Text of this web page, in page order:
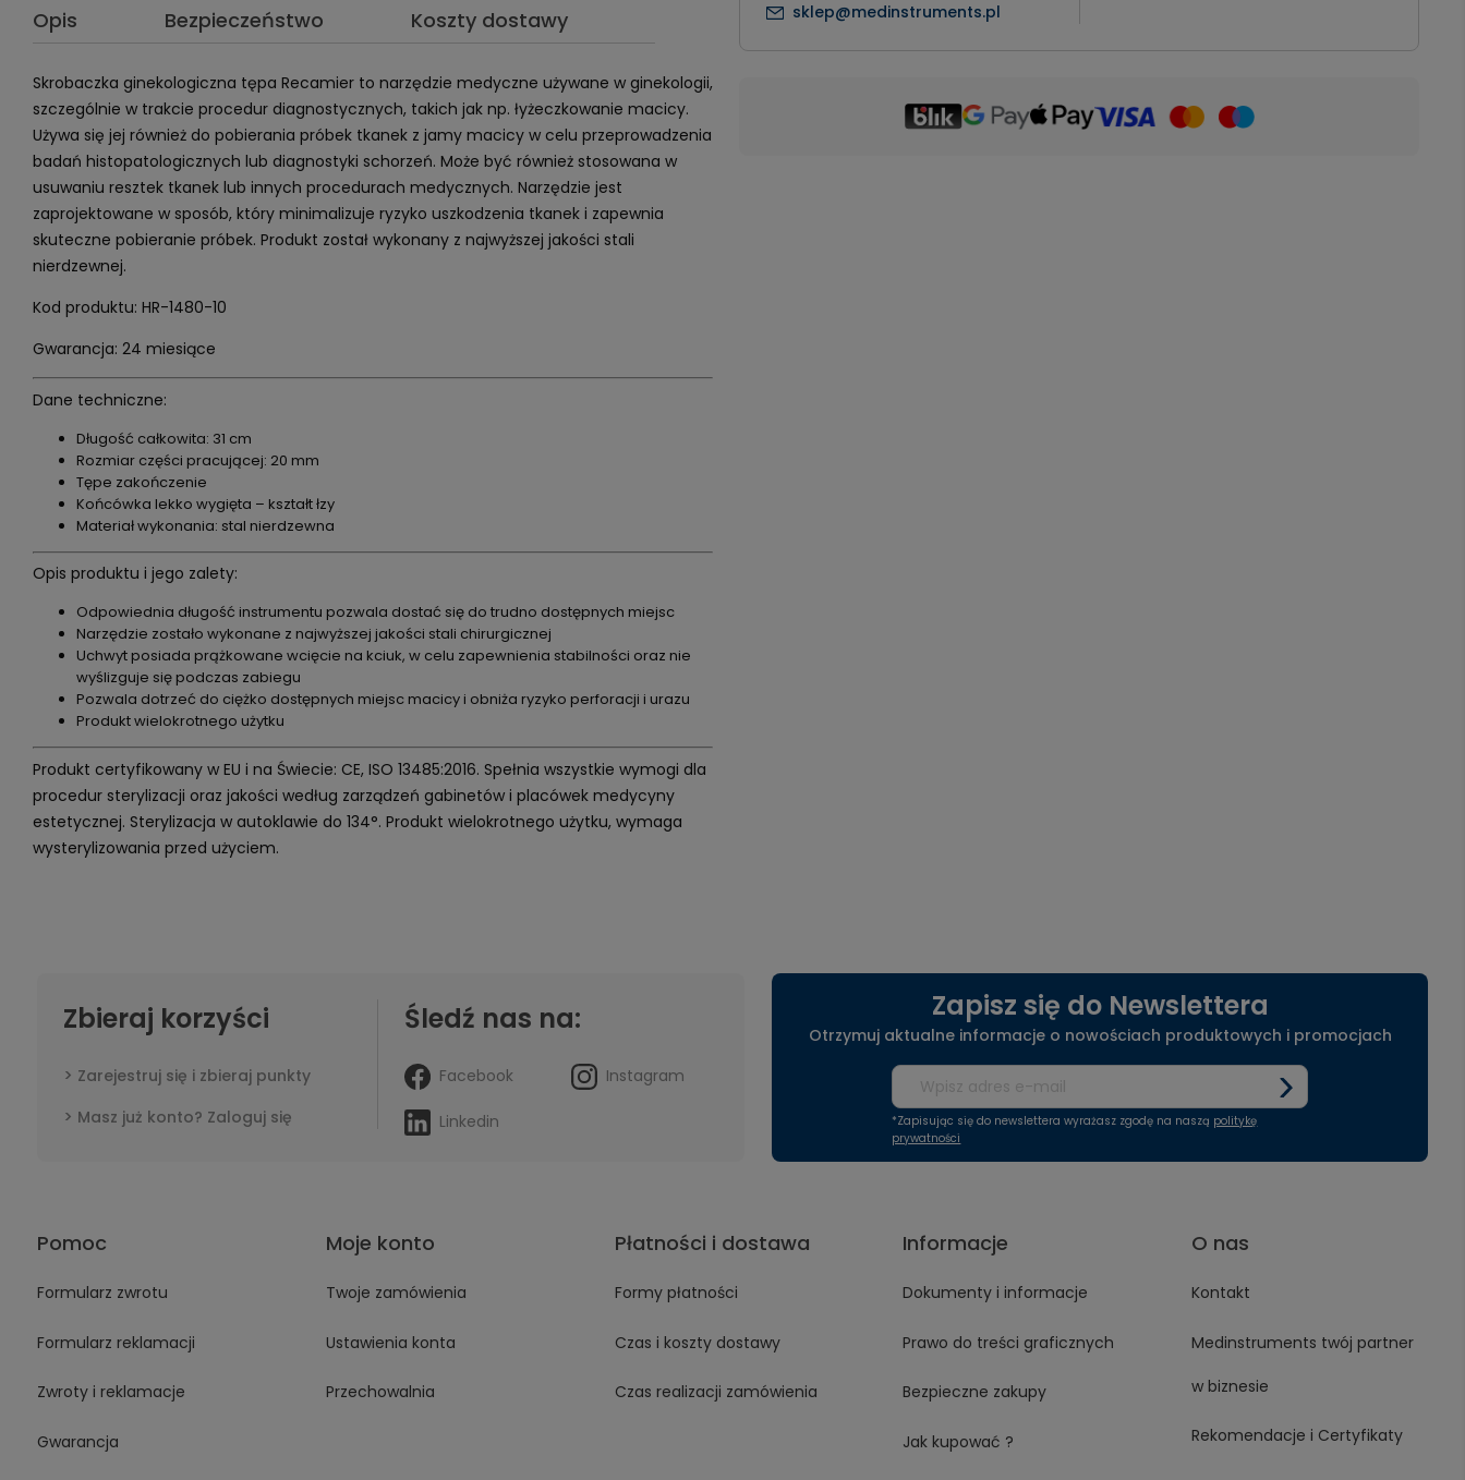
Opis Bezpieczeństwo Koszty dostawy
Skrobaczka ginekologiczna tępa Recamier to narzędzie medyczne używane w ginekologii,
szczególnie w trakcie procedur diagnostycznych, takich jak np. łyżeczkowanie macicy.
Używa się jej również do pobierania próbek tkanek z jamy macicy w celu przeprowadzenia
badań histopatologicznych lub diagnostyki schorzeń. Może być również stosowana w
usuwaniu resztek tkanek lub innych procedurach medycznych. Narzędzie jest
zaprojektowane w sposób, który minimalizuje ryzyko uszkodzenia tkanek i zapewnia
skuteczne pobieranie próbek. Produkt został wykonany z najwyższej jakości stali
nierdzewnej.
Kod produktu: HR-1480-10
Gwarancja: 24 miesiące
Dane techniczne:
Długość całkowita: 31 cm
Rozmiar części pracującej: 20 mm
Tępe zakończenie
Końcówka lekko wygięta – kształt łzy
Materiał wykonania: stal nierdzewna
Opis produktu i jego zalety:
Odpowiednia długość instrumentu pozwala dostać się do trudno dostępnych miejsc
Narzędzie zostało wykonane z najwyższej jakości stali chirurgicznej
Uchwyt posiada prążkowane wcięcie na kciuk, w celu zapewnienia stabilności oraz nie
wyślizguje się podczas zabiegu
Pozwala dotrzeć do ciężko dostępnych miejsc macicy i obniża ryzyko perforacji i urazu
Produkt wielokrotnego użytku
Produkt certyfikowany w EU i na Świecie: CE, ISO 13485:2016. Spełnia wszystkie wymogi dla
procedur sterylizacji oraz jakości według zarządzeń gabinetów i placówek medycyny
estetycznej. Sterylizacja w autoklawie do 134°. Produkt wielokrotnego użytku, wymaga
wysterylizowania przed użyciem.
sklep@medinstruments.pl
Zbieraj korzyści
Zarejestruj się i zbieraj punkty
Masz już konto? Zaloguj się
Śledź nas na:
Facebook Instagram
Linkedin
Zapisz się do Newslettera
Otrzymuj aktualne informacje o nowościach produktowych i promocjach
*Zapisując się do newslettera wyrażasz zgodę na naszą politykę
prywatności
Pomoc
Formularz zwrotu
Formularz reklamacji
Zwroty i reklamacje
Gwarancja
Moje konto
Twoje zamówienia
Ustawienia konta
Przechowalnia
Płatności i dostawa
Formy płatności
Czas i koszty dostawy
Czas realizacji zamówienia
Informacje
Dokumenty i informacje
Prawo do treści graficznych
Bezpieczne zakupy
Jak kupować ?
O nas
Kontakt
Medinstruments twój partner
w biznesie
Rekomendacje i Certyfikaty